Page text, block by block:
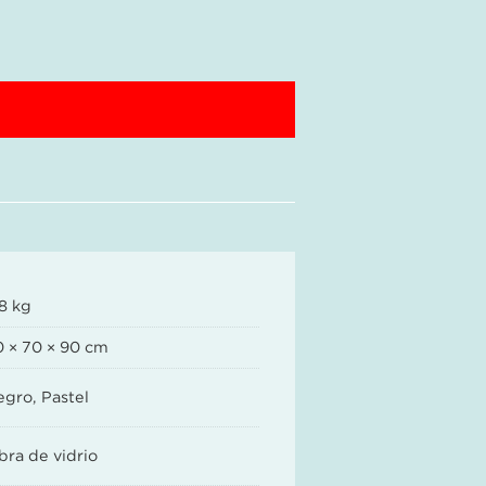
kg
× 70 × 90 cm
Pastel
de vidrio